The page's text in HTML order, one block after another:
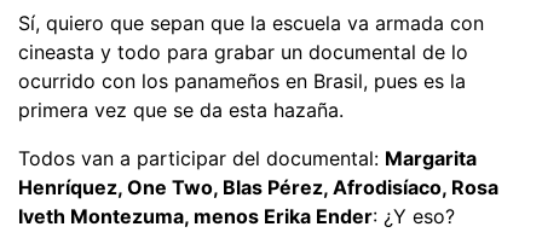
Sí, quiero que sepan que la escuela va armada con
cineasta y todo para grabar un documental de lo
ocurrido con los panameños en Brasil, pues es la
primera vez que se da esta hazaña.
Todos van a participar del documental: Margarita
Henríquez, One Two, Blas Pérez, Afrodisíaco, Rosa
Iveth Montezuma, menos Erika Ender: ¿Y eso?